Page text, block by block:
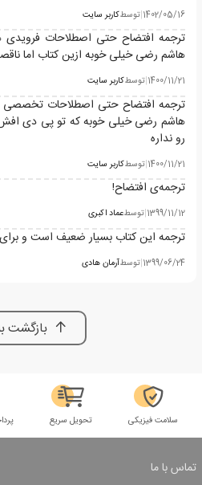
1402/05/16
|توسطکاربر سایت
ترجمه افتضاح حتی اصطلاحات
هاشم رضی خیلی خوبه ازین کتاب اما
1400/11/21
|توسطکاربر سایت
ترجمه افتضاح حتی اصطلاحات
هاشم رضی خیلی خوبه که تو پی دی افش
رو نداره
1400/11/21
|توسطکاربر سایت
ترجمه‌ی افتضاح!
1399/11/12
|توسطعماد اکبری
ترجمه این کتاب بسیار ضعیف است و
1399/06/24
|توسطآرمان هادی
بازگشت
سلامت فیزیکی تحویل سریع
تماس با ما